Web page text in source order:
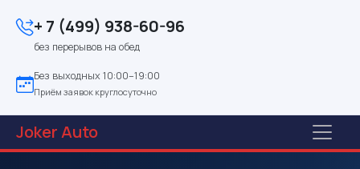
+ 7 (499) 938-60-96
без перерывов на обед
Без выходных 10:00–19:00
Приём заявок круглосуточно
JokerAuto